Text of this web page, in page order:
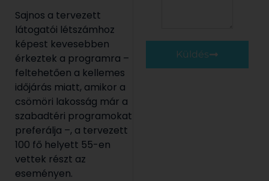
Sajnos a tervezett
látogatói létszámhoz
képest kevesebben
érkeztek a programra –
feltehetően a kellemes
időjárás miatt, amikor a
csömöri lakosság már a
szabadtéri programokat
preferálja –, a tervezett
100 fő helyett 55-en
vettek részt az
eseményen.
Küldés